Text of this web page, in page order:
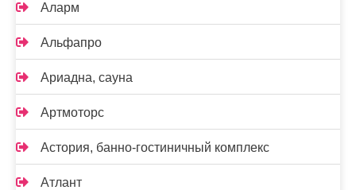
Аларм
Альфапро
Ариадна, сауна
Артмоторс
Астория, банно-гостиничный комплекс
Атлант